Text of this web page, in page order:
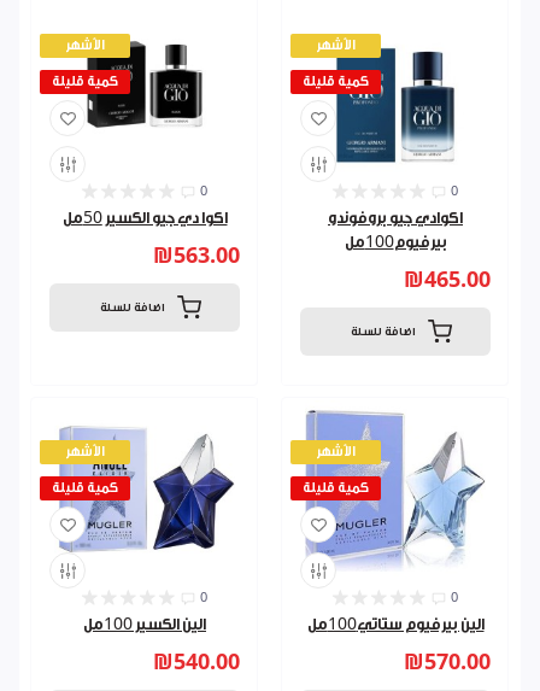
الأشهر
كمية قليلة
0
اكوا دي جيو الكسير 50مل
₪563.00
اضافة للسلة
الأشهر
كمية قليلة
0
اكوادي جيو بروفوندو
بيرفيوم100مل
₪465.00
اضافة للسلة
الأشهر
كمية قليلة
0
الين الكسير 100مل
₪540.00
الأشهر
كمية قليلة
0
الين بيرفيوم ستاتي100مل
₪570.00